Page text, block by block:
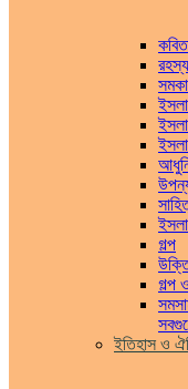
গল্প
গল্প
ইতিহাস ও